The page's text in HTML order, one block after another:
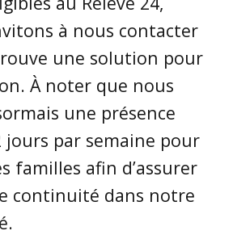
à nous contacter
une solution pour
À noter que nous
une présence
jours par semaine pour
familles afin d’assurer
continuité dans notre